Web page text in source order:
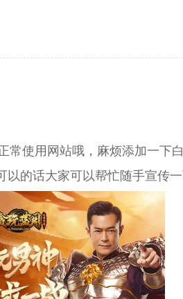
常使用网站哦，麻烦添加一下
以的话大家可以帮忙随手宣传